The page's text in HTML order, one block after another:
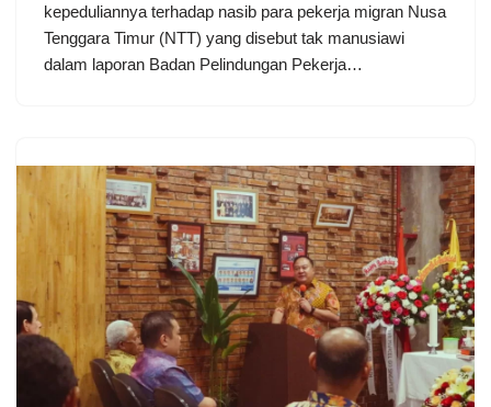
kepeduliannya terhadap nasib para pekerja migran Nusa
Tenggara Timur (NTT) yang disebut tak manusiawi
dalam laporan Badan Pelindungan Pekerja…